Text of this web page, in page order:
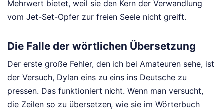
Mehrwert bietet, weil sie den Kern der Verwandlung
vom Jet-Set-Opfer zur freien Seele nicht greift.
Die Falle der wörtlichen Übersetzung
Der erste große Fehler, den ich bei Amateuren sehe, ist
der Versuch, Dylan eins zu eins ins Deutsche zu
pressen. Das funktioniert nicht. Wenn man versucht,
die Zeilen so zu übersetzen, wie sie im Wörterbuch